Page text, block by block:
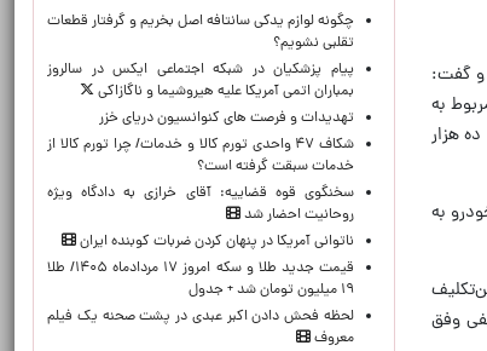
و گفت:
کل کشور در ۱۶۷ جلسه تخصصی مربوط به
هزار
مخدر برگزار شده که در نتیجه آن، ۳۲۳ دستگاه خودرو به
وفق
چگونه لوازم یدکی سانتافه اصل بخریم و گرفتار قطعات
تقلبی نشویم؟
پیام پزشکیان در شبکه اجتماعی ایکس در سالروز
بمباران اتمی آمریکا علیه هیروشیما و ناگازاکی
تهدیدات و فرصت های کنوانسیون دریای خزر
شکاف ۴۷ واحدی تورم کالا و خدمات/ چرا تورم کالا از
خدمات سبقت گرفته است؟
سخنگوی قوه قضاییه: آقای خرازی به دادگاه ویژه
روحانیت احضار شد
ناتوانی آمریکا در پنهان کردن ضربات کوبنده ایران
قیمت جدید طلا و سکه امروز ۱۷ مردادماه ۱۴۰۵/ طلا
۱۹ میلیون تومان شد + جدول
لحظه‌ فحش دادن اکبر عبدی در پشت صحنه یک فیلم
معروف